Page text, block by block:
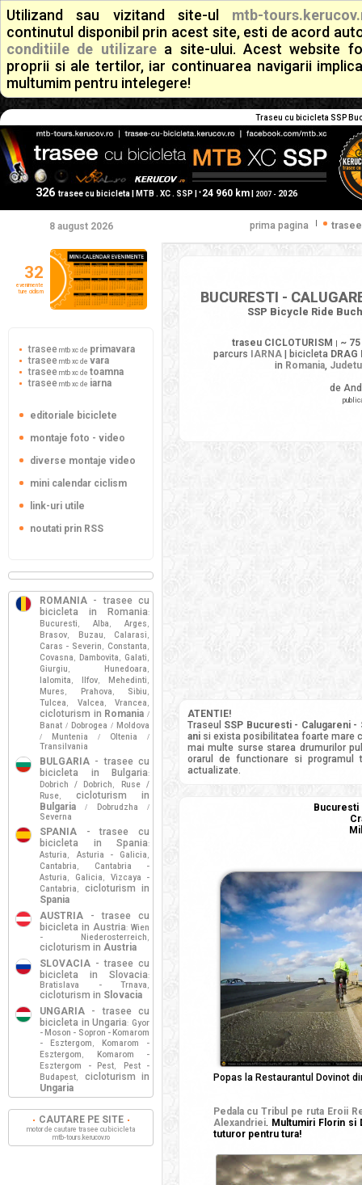
Utilizand sau vizitand site-ul mtb-
continutul disponibil prin acest site, esti de acord
conditiile de utilizarea site-ului. Acest website
proprii si ale tertilor, iar continuarea navigarii
multumim pentru intelegere!
Traseu cu bicicleta SSP
326 trasee cu bicicleta | MTB . XC . SSP | + 24 960 km| 2007 - 2026
8 august 2026 prima pagina
BUCURESTI -
SSP Bicycle Ride
traseu CICLOTURISM
~
parcurs IARNA | bicicleta
in Romania,
de
ATENTIE!
Traseul SSP Bucuresti - Calugareni
ani si exista posibilitatea foarte mare
mai multe surse starea drumurilor
orarul de functionare si
actualizate.
Bucuresti
Popas la Restaurantul Dovinot
Pedala cu Tribul pe ruta Eroii
Alexandriei. Multumiri Florin si
tuturor pentru tura!
32
evenimente
ture ciclism
trasee mtb xc de primavara
trasee mtb xc de vara
trasee mtb xc de toamna
trasee mtb xc de iarna
editoriale biciclete
montaje foto - video
diverse montaje video
mini calendar ciclism
link-uri utile
noutati prin RSS
ROMANIA - trasee cu
bicicleta in Romania:
Bucuresti , Alba , Arges ,
Brasov, Buzau , Calarasi ,
Caras - Severin , Constanta ,
Covasna , Dambovita , Galati ,
Giurgiu , Hunedoara ,
Ialomita , Ilfov, Mehedinti ,
Mures , Prahova , Sibiu ,
Tulcea , Valcea , Vrancea ,
cicloturism in Romania /
Banat / Dobrogea / Moldova
/ Muntenia / Oltenia /
Transilvania
BULGARIA - trasee cu
bicicleta in Bulgaria:
Dobrich / Dobrich ,
Ruse /
Ruse,
cicloturism in
Bulgaria
/ Dobrudzha /
Severna
SPANIA - trasee cu
bicicleta in Spania:
Asturia , Asturia - Galicia ,
Cantabria ,
Cantabria -
Asturia , Galicia ,
Vizcaya -
Cantabria ,
cicloturism in
Spania
AUSTRIA - trasee cu
bicicleta in Austria: Wien
- Niederosterreich ,
cicloturism in Austria
SLOVACIA - trasee cu
bicicleta in Slovacia:
Bratislava - Trnava ,
cicloturism in Slovacia
UNGARIA - trasee cu
bicicleta in Ungaria: Gyor
- Moson - Sopron - Komarom
- Esztergom ,
Komarom -
Esztergom ,
Komarom -
Esztergom - Pest,
Pest -
Budapest,
cicloturism in
Ungaria
CAUTARE PE SITE
motor de cautare trasee cu bicicleta
mtb-tours.kerucov.ro